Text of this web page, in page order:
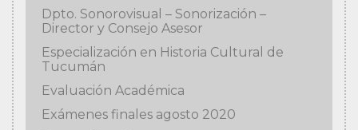
Dpto. Sonorovisual – Sonorización –
Director y Consejo Asesor
Especialización en Historia Cultural de
Tucumán
Evaluación Académica
Exámenes finales agosto 2020